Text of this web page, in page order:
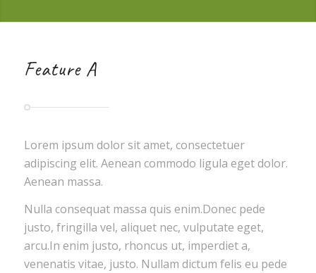
Feature A
Lorem ipsum dolor sit amet, consectetuer
adipiscing elit. Aenean commodo ligula eget dolor.
Aenean massa.
Nulla consequat massa quis enim.Donec pede
justo, fringilla vel, aliquet nec, vulputate eget,
arcu.In enim justo, rhoncus ut, imperdiet a,
venenatis vitae, justo. Nullam dictum felis eu pede